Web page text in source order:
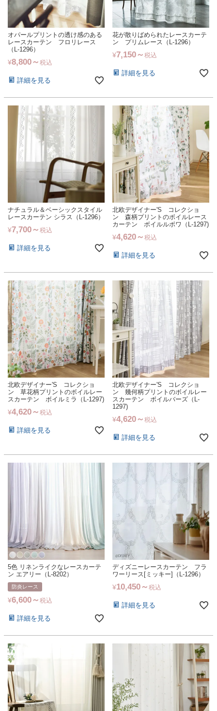
オパールプリントの透け感のある
レースカーテン フロリレース
（L-1296）
¥8,800 税込
詳細を見る
花が散りばめられたレースカーテ
ン プリムレース（L-1296）
¥7,150 税込
詳細を見る
ナチュラル＆ベーシックスタイル
レースカーテン シラス（L-1296）
¥7,700 税込
詳細を見る
北欧デザイナー'S コレクショ
ン 森柄プリントのボイルレース
カーテン ボイルルボワ（L-1297)
¥4,620 税込
詳細を見る
北欧デザイナー'S コレクショ
ン 草花柄プリントのボイルレー
スカーテン ボイルミラ（L-1297)
¥4,620 税込
詳細を見る
北欧デザイナー'S コレクショ
ン 幾何柄プリントのボイルレー
スカーテン ボイルバーズ（L-
1297)
¥4,620 税込
詳細を見る
5色 リネンライクなレースカーテ
ン エアリー（L-8202）
防炎レース
¥6,600 税込
詳細を見る
ディズニーレースカーテン フラ
ワーリース[ミッキー]（L-1296）
¥10,450 税込
詳細を見る